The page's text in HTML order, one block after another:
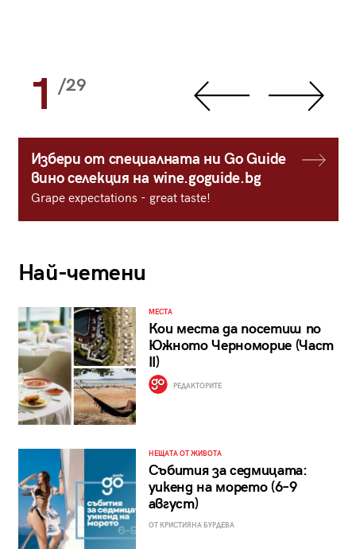
1 /29
Избери от специалната ни Go Guide
вино селекция на wine.goguide.bg
Grape expectations - great taste!
Най-четени
МЕСТА
Кои места да посетиш по
Южното Черноморие (Част
II)
РЕДАКТОРИТЕ
НЕЩАТА ОТ ЖИВОТА
Събития за седмицата:
уикенд на морето (6–9
август)
ОТ КРИСТИЯНА БУРДЕВА